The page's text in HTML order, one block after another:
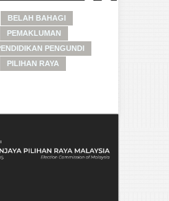
BELAH BAHAGI
PEMAKLUMAN
PENGUNDI
PILIHAN RAYA